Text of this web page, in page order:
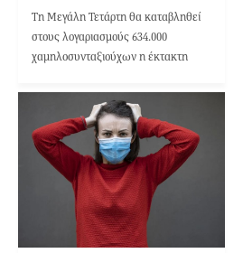
ευρώ
Tη Μεγάλη Τετάρτη θα καταβληθεί
στους λογαριασμούς 634.000
χαμηλοσυνταξιούχων η έκτακτη